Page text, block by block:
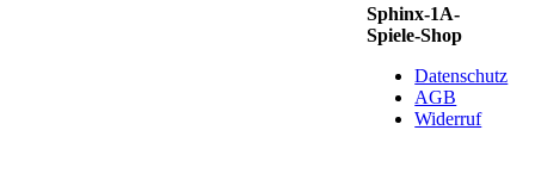
Sphinx-1A-
Spiele-Shop
Datenschutz
AGB
Widerruf